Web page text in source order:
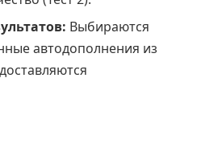
Выбираются
автодополнения из